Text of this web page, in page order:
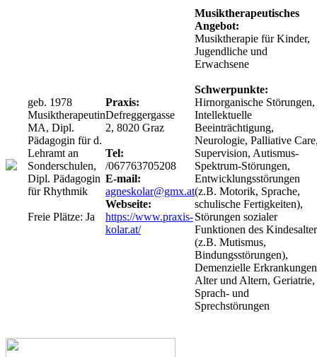
geb. 1978
Musiktherapeutin
MA, Dipl.
Pädagogin für d.
Lehramt an
Sonderschulen,
Dipl. Pädagogin
für Rhythmik
Freie Plätze: Ja
Praxis:
Defreggergasse
2, 8020 Graz
Tel:
/067763705208
E-mail:
agneskolar@gmx.at
Webseite:
https://www.praxis-
kolar.at/
Musiktherapeutisches
Angebot:
Musiktherapie für Kinder,
Jugendliche und
Erwachsene
Schwerpunkte:
Hirnorganische Störungen,
Intellektuelle
Beeinträchtigung,
Neurologie, Palliative
Supervision, Autismus-
Spektrum-Störungen,
Entwicklungsstörungen
(z.B. Motorik, Sprache,
schulische Fertigkeiten),
Störungen sozialer
Funktionen des
(z.B. Mutismus,
Bindungsstörungen),
Demenzielle
Alter und Altern, Geriatrie,
Sprach- und
Sprechstörungen